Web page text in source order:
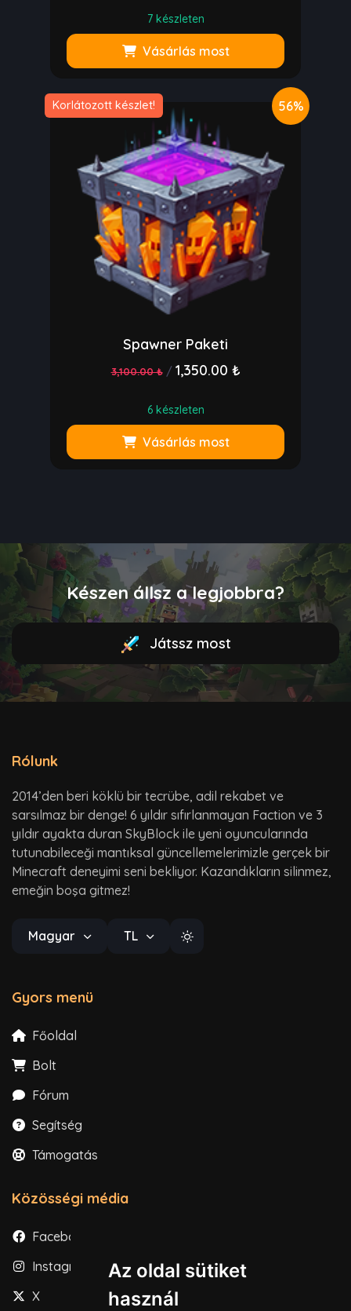
Az oldal sütiket
használ
7 készleten
Vásárlás most
Korlátozott készlet! 56%
Spawner Paketi
3,100.00 ₺ / 1,350.00 ₺
6 készleten
Vásárlás most
Készen állsz a legjobbra?
Játssz most
Rólunk
2014’den beri köklü bir tecrübe, adil rekabet ve
sarsılmaz bir denge! 6 yıldır sıfırlanmayan Faction ve 3
yıldır ayakta duran SkyBlock ile yeni oyuncularında
tutunabileceği mantıksal güncellemelerimizle gerçek bir
Minecraft deneyimi seni bekliyor. Kazandıkların silinmez,
emeğin boşa gitmez!
Magyar TL
Gyors menü
Főoldal
Bolt
Fórum
Segítség
Támogatás
Közösségi média
Facebook
Instagram
X